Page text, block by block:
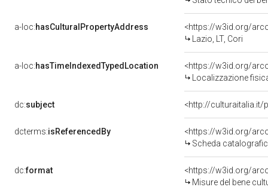
a-loc:hasCulturalPropertyAddress
<https://w3id.org/
Lazio, LT, Cori
a-loc:hasTimeIndexedTypedLocation
<https://w3id.org/
Localizzazione
dc:subject <http://culturaitalia.it/
dcterms:isReferencedBy
<https://w3id.org/
Scheda
dc:format
<https://w3id.org/
Misure del bene